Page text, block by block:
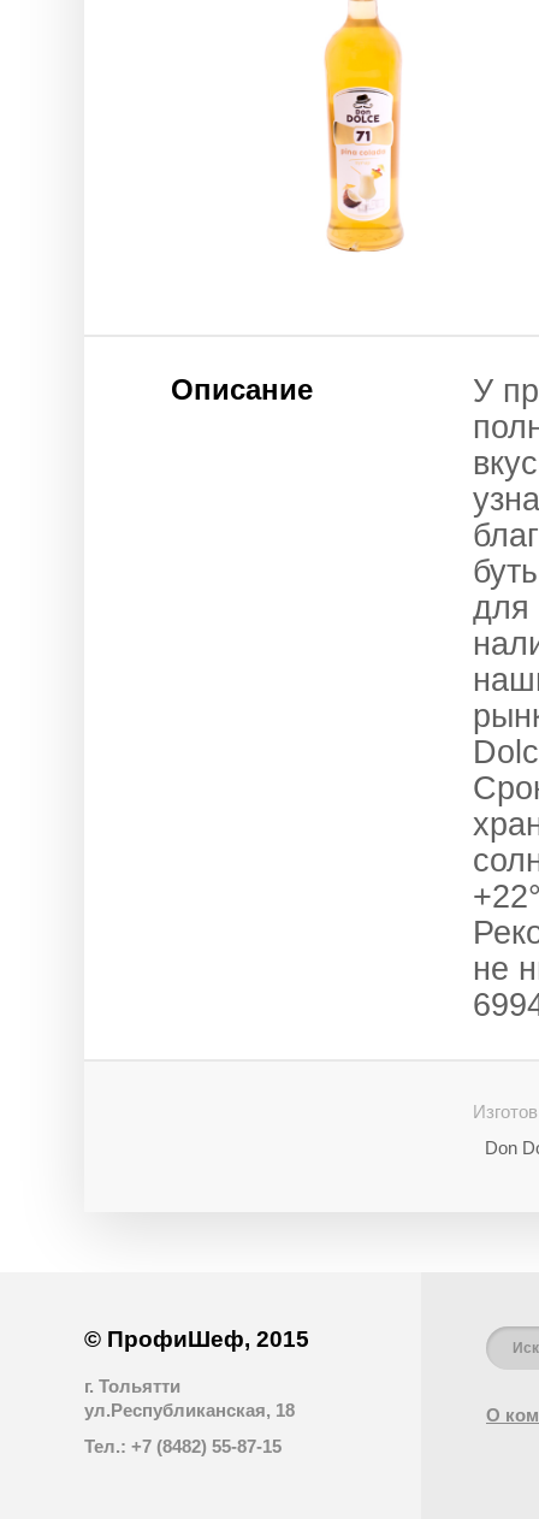
Описание
У
для
не
Don
© ПрофиШеф, 2015
г. Тольятти
ул.Республиканская, 18
Тел.: +7 (8482) 55-87-15
О